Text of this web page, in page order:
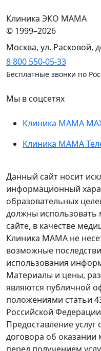
Клиника ЭКО МАМА
© 1999–2026
Москва, ул. Расковой,
8 800 550-05-33
Бесплатные звонки по
Мы в соцсетях
Клиника МАМА
Клиника МАМА
Данный сайт носит
информационный
образовательных
должны
сайте, в качестве
Клиника МАМА не
возможные
использования
Материалы и цены,
являются публичной
положениями статьи
Российской
Предоставление
договора об оказании